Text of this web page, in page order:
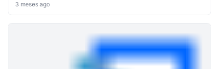
3 meses ago